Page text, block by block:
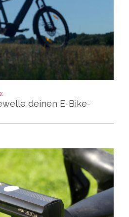
deinen E-Bike-